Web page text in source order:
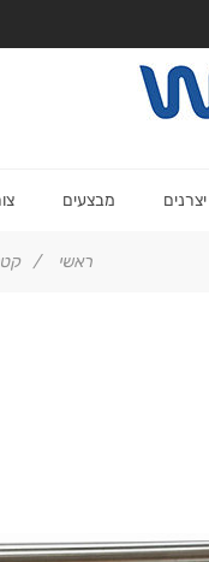
יצרנים מבצעים
ראשי /